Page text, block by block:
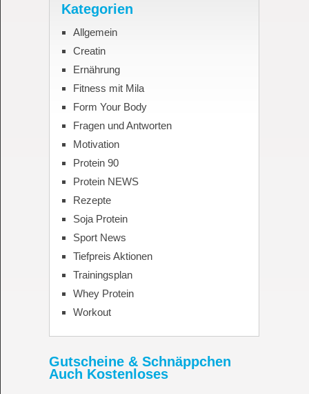
Kategorien
Allgemein
Creatin
Ernährung
Fitness mit Mila
Form Your Body
Fragen und Antworten
Motivation
Protein 90
Protein NEWS
Rezepte
Soja Protein
Sport News
Tiefpreis Aktionen
Trainingsplan
Whey Protein
Workout
Gutscheine & Schnäppchen
Auch Kostenloses